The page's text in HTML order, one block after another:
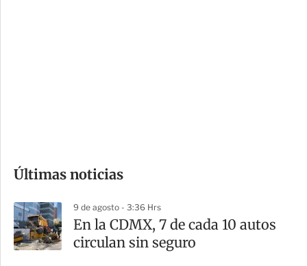
m
a
r
t
Últimas noticias
9 de agosto - 3:36 Hrs
En la CDMX, 7 de cada 10 autos
circulan sin seguro